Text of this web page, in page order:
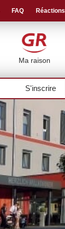
FAQ Réactions
Ma raison
S'inscrire